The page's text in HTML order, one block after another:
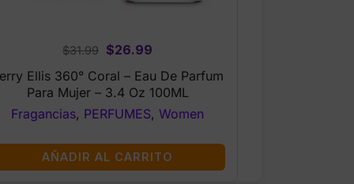
$31.99 Original
price
was:
$31.99.
$26.99
price
is:
$26.99.
Ellis 360° Coral – Eau De Parfum
Para Mujer – 3.4 Oz 100ML
Fragancias, PERFUMES, Women
AÑADIR AL CARRITO